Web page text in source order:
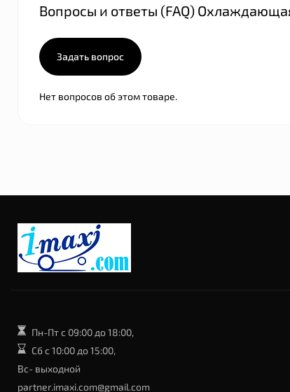
Вопросы и ответы (FAQ)
Задать вопрос
Нет вопросов об этом товаре.
Пн-Пт с 09:00 до 18:00,
Сб с 10:00 до 15:00,
Вс- выходной
partner.imaxi.com@gmail.com